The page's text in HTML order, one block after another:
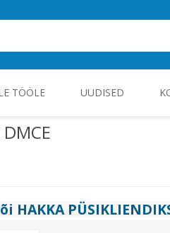
TÖÖLE UUDISED
HAKKA